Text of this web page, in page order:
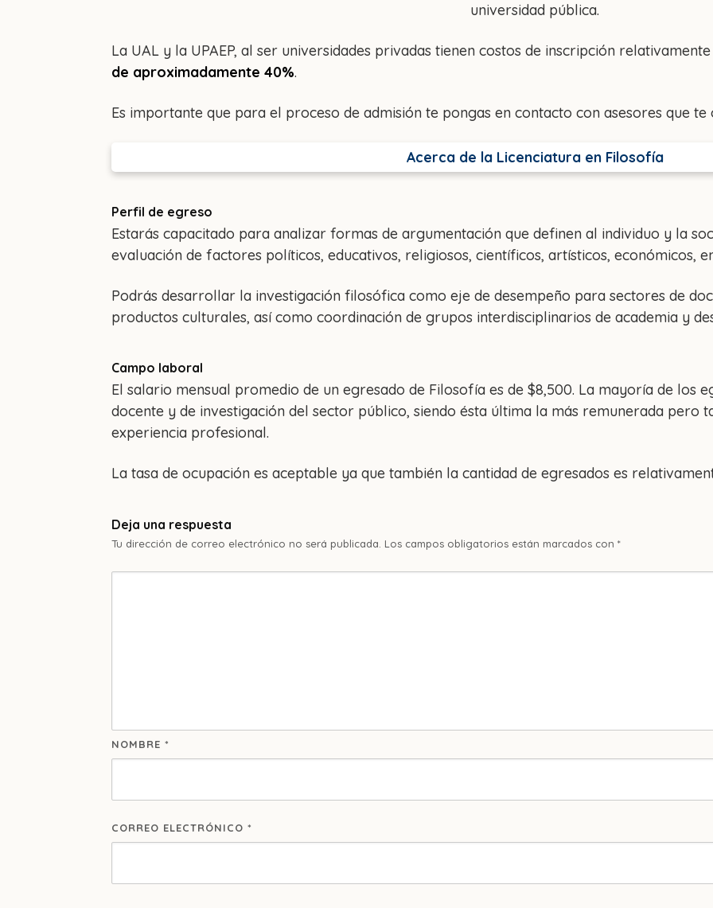
universidad pública.
La UAL y la UPAEP, al ser universidades privadas tienen costos de inscripción
de aproximadamente 40%.
Es importante que para el proceso de admisión te pongas en contacto con asesores que
Acerca de la Licenciatura en Filosofía
Perfil de egreso
Estarás capacitado para analizar formas de argumentación que definen al individuo y la
evaluación de factores políticos, educativos, religiosos, científicos, artísticos, económicos,
Podrás desarrollar la investigación filosófica como eje de desempeño para sectores de
productos culturales, así como coordinación de grupos interdisciplinarios de academia y
Campo laboral
El salario mensual promedio de un egresado de Filosofía es de $8,500. La mayoría de los
docente y de investigación del sector público, siendo ésta última la más remunerada pero
experiencia profesional.
La tasa de ocupación es aceptable ya que también la cantidad de egresados es
Deja una respuesta
Tu dirección de correo electrónico no será publicada. Los campos obligatorios están marcados con *
NOMBRE *
CORREO ELECTRÓNICO *